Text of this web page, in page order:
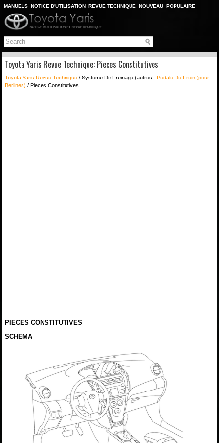
MANUELS NOTICE D'UTILISATION REVUE TECHNIQUE NOUVEAU POPULAIRE
PLAN DU SITE
CHERCHER
Toyota Yaris Revue Technique: Pieces Constitutives
Toyota Yaris Revue Technique / Systeme De Freinage (autres): Pedale De Frein (pour
Berlines) / Pieces Constitutives
PIECES CONSTITUTIVES
SCHEMA